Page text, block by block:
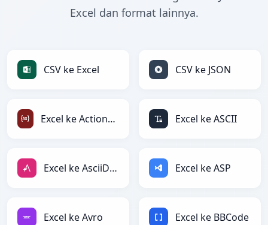
Excel dan format lainnya.
CSV ke Excel CSV ke JSON
Excel ke ActionScript Excel ke ASCII
Excel ke AsciiDoc Excel ke ASP
Excel ke Avro Excel ke BBCode